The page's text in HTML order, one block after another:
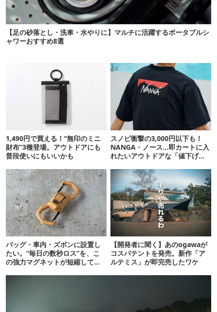
【足の砂落とし・洗車・水やりに】マルチに活躍するポータブルシ
ャワーおすすめ8選
1,490円で買える！“無印のミニ
財布”3種登場。アウトドアにも
普段使いにもいいかも
スノピ衝撃の3,000円以下も！
NANGA・ノース…即カートに入
れたいアウトドアな「値下げ夏
バッグ・車内・ズボンに設置し
たい。“毎日の数秒ロス”を、こ
の強力マグネットが短縮してく
【開発者に聞く】あのogawaが
コスパテントを発売。新作「ア
ルテミス」が即完売したワケ